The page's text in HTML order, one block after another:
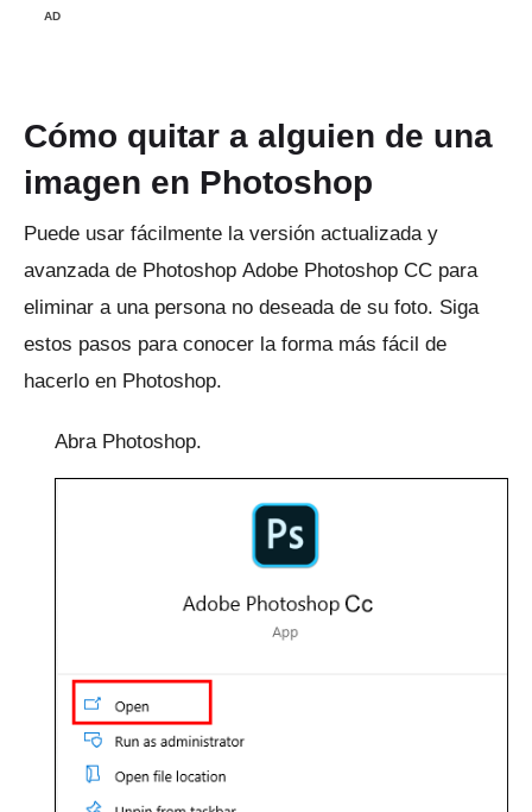
AD
Cómo quitar a alguien de una
imagen en Photoshop
Puede usar fácilmente la versión actualizada y
avanzada de Photoshop Adobe Photoshop CC para
eliminar a una persona no deseada de su foto. Siga
estos pasos para conocer la forma más fácil de
hacerlo en Photoshop.
Abra Photoshop.